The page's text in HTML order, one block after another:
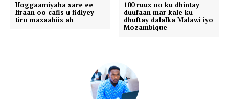
Hoggaamiyaha sare ee
Iiraan oo cafis u fidiyey
tiro maxaabiis ah
100 ruux oo ku dhintay
duufaan mar kale ku
dhuftay dalalka Malawi iyo
Mozambique